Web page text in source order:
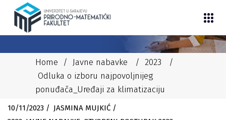
Home / Javne nabavke /2023
/
Odluka o izboru najpovoljnijeg
ponuđača_Uređaji za klimatizaciju
10/11/2023
JASMINA MUJKIĆ